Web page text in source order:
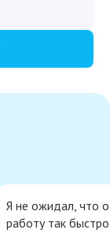
Я не ожидал, что
работу так